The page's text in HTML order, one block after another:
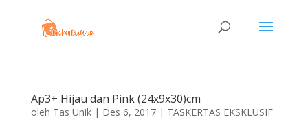
Ap3+ Hijau dan Pink (24x9x30)cm
oleh Tas Unik| Des 6, 2017| TASKERTAS EKSKLUSIF